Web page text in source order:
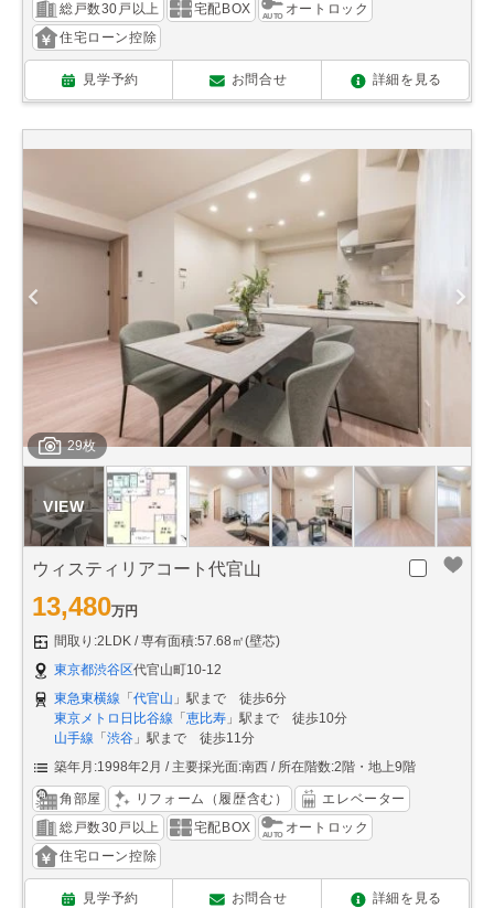
総戸数30戸以上
宅配BOX
オートロック
住宅ローン控除
見学予約 お問合せ 詳細を見る
29枚
ウィスティリアコート代官山
13,480万円
間取り:2LDK
専有面積:57.68㎡(壁芯)
東京都渋谷区代官山町10-12
東急東横線 「 代官山 」駅まで 徒歩6分
東京メトロ日比谷線 「 恵比寿 」駅まで 徒歩10分
山手線 「 渋谷 」駅まで 徒歩11分
築年月:1998年2月
主要採光面:南西 所在階数:2階・地上9階
角部屋 リフォーム（履歴含む）
エレベーター
総戸数30戸以上
宅配BOX
オートロック
住宅ローン控除
見学予約 お問合せ 詳細を見る